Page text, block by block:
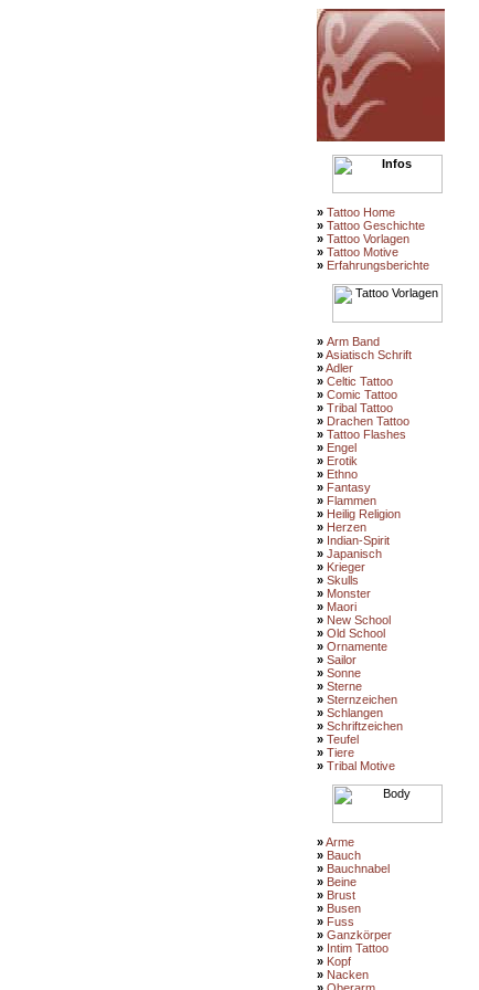
» Tattoo Home
» Tattoo Geschichte
» Tattoo Vorlagen
» Tattoo Motive
» Erfahrungsberichte
» Arm Band
» Asiatisch Schrift
» Adler
» Celtic Tattoo
» Comic Tattoo
» Tribal Tattoo
» Drachen Tattoo
» Tattoo Flashes
» Engel
» Erotik
» Ethno
» Fantasy
» Flammen
» Heilig Religion
» Herzen
» Indian-Spirit
» Japanisch
» Krieger
» Skulls
» Monster
» Maori
» New School
» Old School
» Ornamente
» Sailor
» Sonne
» Sterne
» Sternzeichen
» Schlangen
» Schriftzeichen
» Teufel
» Tiere
» Tribal Motive
» Arme
» Bauch
» Bauchnabel
» Beine
» Brust
» Busen
» Fuss
» Ganzkörper
» Intim Tattoo
» Kopf
» Nacken